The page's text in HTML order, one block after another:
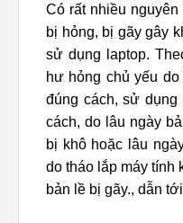
Có rất nhiều nguyên
bị hỏng, bị gãy gây
sử dụng laptop.
hư hỏng chủ yếu
đúng cách, sử dụng
cách, do lâu ngày
bị khô hoặc lâu
do tháo lắp máy tính
bản lề bị gãy., dẫn